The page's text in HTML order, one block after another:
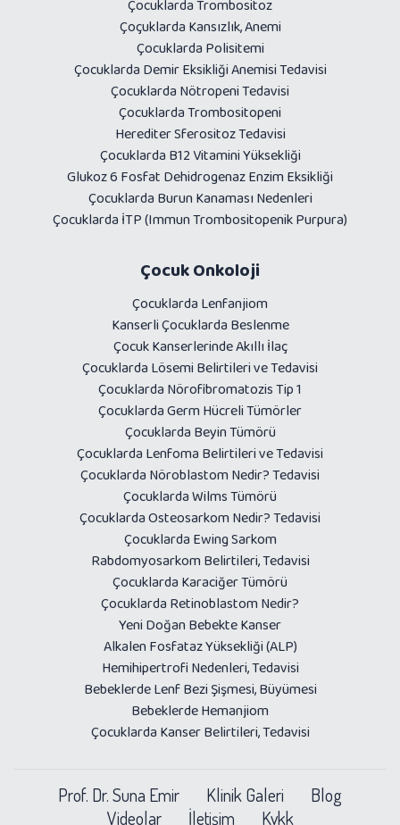
Çocuklarda Trombositoz
Çoçuklarda Kansızlık, Anemi
Çocuklarda Polisitemi
Çocuklarda Demir Eksikliği Anemisi Tedavisi
Çocuklarda Nötropeni Tedavisi
Çocuklarda Trombositopeni
Herediter Sferositoz Tedavisi
Çocuklarda B12 Vitamini Yüksekliği
Glukoz 6 Fosfat Dehidrogenaz Enzim Eksikliği
Çocuklarda Burun Kanaması Nedenleri
Çocuklarda İTP (Immun Trombositopenik Purpura)
Çocuk Onkoloji
Çocuklarda Lenfanjiom
Kanserli Çocuklarda Beslenme
Çocuk Kanserlerinde Akıllı İlaç
Çocuklarda Lösemi Belirtileri ve Tedavisi
Çocuklarda Nörofibromatozis Tip 1
Çocuklarda Germ Hücreli Tümörler
Çocuklarda Beyin Tümörü
Çocuklarda Lenfoma Belirtileri ve Tedavisi
Çocuklarda Nöroblastom Nedir? Tedavisi
Çocuklarda Wilms Tümörü
Çocuklarda Osteosarkom Nedir? Tedavisi
Çocuklarda Ewing Sarkom
Rabdomyosarkom Belirtileri, Tedavisi
Çocuklarda Karaciğer Tümörü
Çocuklarda Retinoblastom Nedir?
Yeni Doğan Bebekte Kanser
Alkalen Fosfataz Yüksekliği (ALP)
Hemihipertrofi Nedenleri, Tedavisi
Bebeklerde Lenf Bezi Şişmesi, Büyümesi
Bebeklerde Hemanjiom
Çocuklarda Kanser Belirtileri, Tedavisi
Prof. Dr. Suna Emir Klinik Galeri
Blog
Videolar
İletişim Kvkk